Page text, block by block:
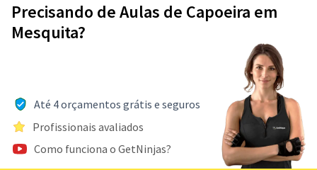
Precisando de Aulas de Capoeira em
Mesquita?
Até 4 orçamentos grátis e seguros
Profissionais avaliados
Como funciona o GetNinjas?